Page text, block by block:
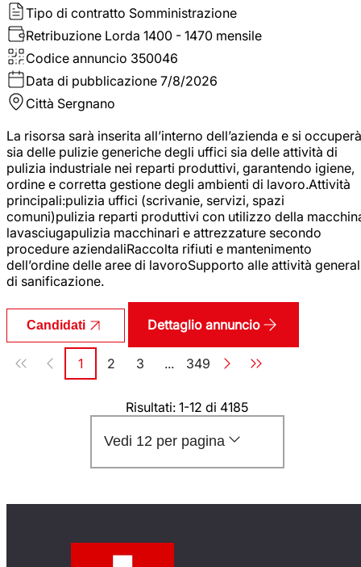
Tipo di contratto Somministrazione
Retribuzione Lorda 1400 - 1470 mensile
Codice annuncio 350046
Data di pubblicazione 7/8/2026
Città Sergnano
La risorsa sarà inserita all’interno dell’azienda e si occuperà
sia delle pulizie generiche degli uffici sia delle attività di
pulizia industriale nei reparti produttivi, garantendo igiene,
ordine e corretta gestione degli ambienti di lavoro.Attività
principali:pulizia uffici (scrivanie, servizi, spazi
comuni)pulizia reparti produttivi con utilizzo della
lavasciugapulizia macchinari e attrezzature secondo
procedure aziendaliRaccolta rifiuti e mantenimento
dell’ordine delle aree di lavoroSupporto alle attività
di sanificazione.
Candidati Dettaglio annuncio
Paginazione
Pagina
1 Pagina
2 Pagina
3 ... Pagina
349
Risultati: 1-12 di 4185
Vedi 12 per pagina